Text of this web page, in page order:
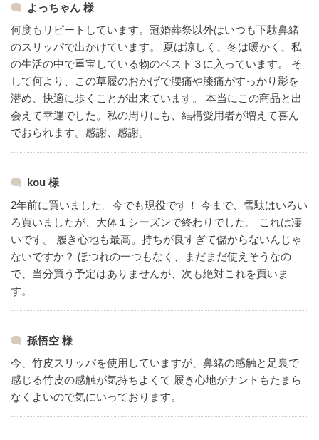
よっちゃん 様
何度もリピートしています。冠婚葬祭以外はいつも下駄鼻緒
のスリッパで出かけています。
夏は涼しく、冬は暖かく、私
の生活の中で重宝している物のベスト３に入っています。
そ
して何より、この草履のおかげで腰痛や膝痛がすっかり影を
潜め、快適に歩くことが出来ています。
本当にこの商品と出
会えて幸運でした。私の周りにも、結構愛用者が増えて喜ん
でおられます。感謝、感謝。
kou 様
2年前に買いました。今でも現役です！ 今まで、雪駄はいろい
ろ買いましたが、大体１シーズンで終わりでした。
これは凄
いです。
履き心地も最高。持ちが良すぎて儲からないんじゃ
ないですか？ ほつれの一つもなく、まだまだ使えそうなの
で、当分買う予定はありませんが、次も絶対これを買いま
す。
孫悟空 様
今、竹皮スリッパを使用していますが、鼻緒の感触と足裏で
感じる竹皮の感触が気持ちよくて 履き心地がナントもたまら
なくよいので気にいっております。